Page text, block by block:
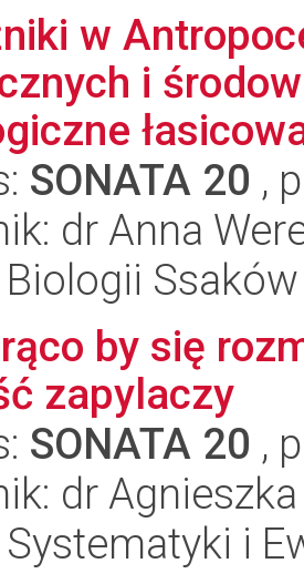
w
i
SONATA 20 ,
dr Anna
Ssaków
by się
zapylaczy
SONATA 20 ,
dr
i